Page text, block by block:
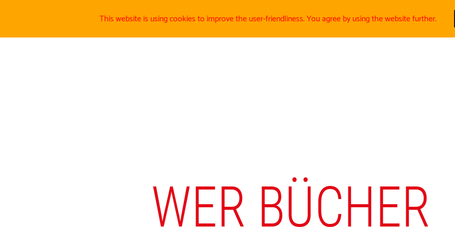
This website is using cookies to improve the user-friendliness. You agree by using the website further.